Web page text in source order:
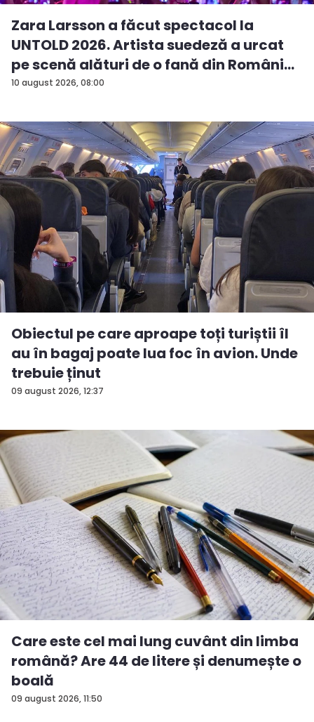
10 august 2026, 08:00
Zara Larsson a făcut spectacol la
UNTOLD 2026. Artista suedeză a urcat
pe scenă alături de o fană din Români...
09 august 2026, 12:37
Obiectul pe care aproape toți turiștii îl
au în bagaj poate lua foc în avion. Unde
trebuie ținut
09 august 2026, 11:50
Care este cel mai lung cuvânt din limba
română? Are 44 de litere și denumește o
boală